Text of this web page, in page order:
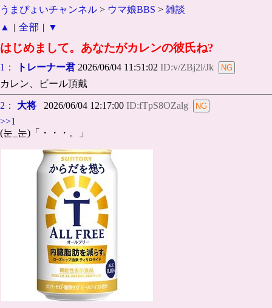
うまぴょいチャンネル > ウマ娘BBS > 雑談
▲
| 全部 | ▼
はじめまして。あなたがカレンの彼氏ね?
1： トレーナー君 2026/06/04 11:51:02 ID:v/ZBj2l/Jk
カレン、ビール頂戴
2： 大将 2026/06/04 12:17:00 ID:fTpS8OZalg
>>1
(눈_눈)「・・・。」